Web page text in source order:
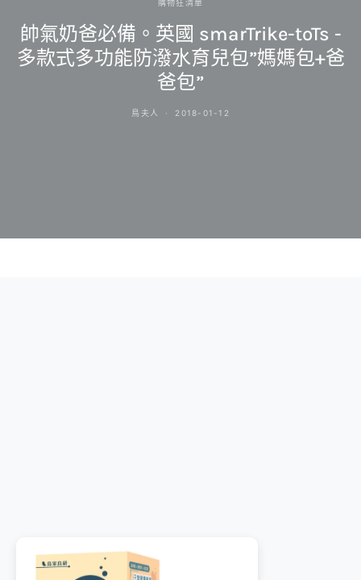
購物狂清單
帥氣奶爸必備。英國 smarTrike-toTs -
多款式多功能防潑水育兒包”媽媽包+爸
爸包”
鳥夫人 2018-01-12